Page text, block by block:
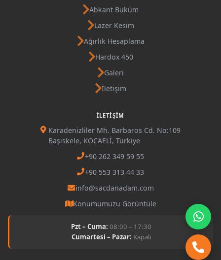
Abkant Büküm
Lazer Kesim
Ağırlık Hesaplama
Hardox 450
Galeri
İletişim
İLETIŞIM
Karadenizliler Mh. Barbaros Cd. No:109
Başiskele, KOCAELİ, Türkiye
+90 262 349 59 55
+90 553 313 44 33
info@sacdanadam.com
Konumumuzu Görüntüle
Pzt – Cuma: 08:00 – 17:30
Cumartesi – Pazar: Kapalı